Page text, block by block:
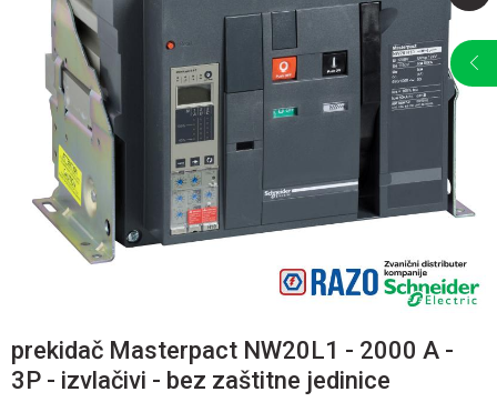
prekidač Masterpact NW20L1 - 2000 A -
3P - izvlačivi - bez zaštitne jedinice